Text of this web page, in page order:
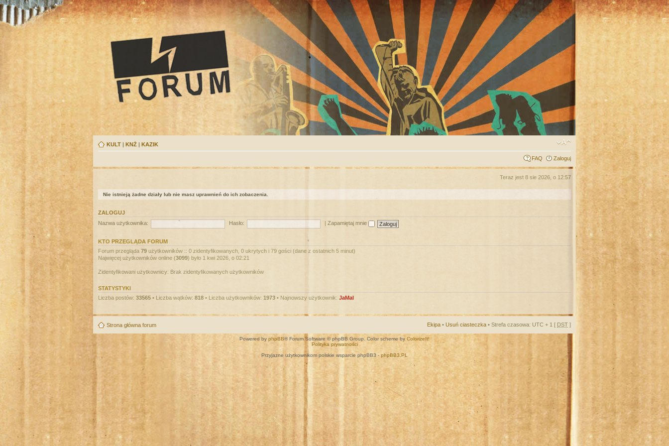
KULT | KNŻ | KAZIK
FAQ Zaloguj
Teraz jest 8 sie 2026, o 12:57
Nie istnieją żadne działy lub nie masz uprawnień do ich zobaczenia.
ZALOGUJ
Nazwa użytkownika:
Hasło: Zapamiętaj mnie
KTO PRZEGLĄDA FORUM
Forum przegląda 79 użytkowników :: 0 zidentyfikowanych, 0 ukrytych i 79 gości (dane z ostatnich 5 minut)
Najwięcej użytkowników online (3099) było 1 kwi 2026, o 02:21
Zidentyfikowani użytkownicy: Brak zidentyfikowanych użytkowników
STATYSTYKI
Liczba postów: 33565 • Liczba wątków: 818 • Liczba użytkowników: 1973 • Najnowszy użytkownik: JaMal
Strona główna forum Ekipa • Usuń ciasteczka • Strefa czasowa: UTC + 1 [ DST ]
Powered by phpBB® Forum Software © phpBB Group. Color scheme by ColorizeIt!
Polityka prywatności
Przyjazne użytkownikom polskie wsparcie phpBB3 - phpBB3.PL